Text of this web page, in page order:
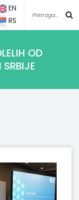
EN
RS
OD
SRBIJE